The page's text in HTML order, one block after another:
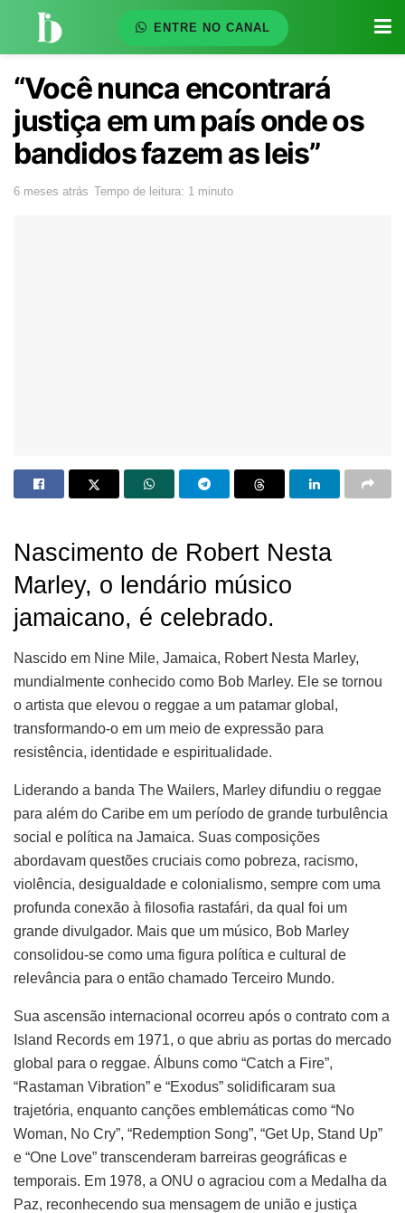
ENTRE NO CANAL
“Você nunca encontrará
justiça em um país onde os
bandidos fazem as leis”
6 meses atrás Tempo de leitura: 1 minuto
Nascimento de Robert Nesta
Marley, o lendário músico
jamaicano, é celebrado.
Nascido em Nine Mile, Jamaica, Robert Nesta Marley,
mundialmente conhecido como Bob Marley. Ele se tornou
o artista que elevou o reggae a um patamar global,
transformando-o em um meio de expressão para
resistência, identidade e espiritualidade.
Liderando a banda The Wailers, Marley difundiu o reggae
para além do Caribe em um período de grande turbulência
social e política na Jamaica. Suas composições
abordavam questões cruciais como pobreza, racismo,
violência, desigualdade e colonialismo, sempre com uma
profunda conexão à filosofia rastafári, da qual foi um
grande divulgador. Mais que um músico, Bob Marley
consolidou-se como uma figura política e cultural de
relevância para o então chamado Terceiro Mundo.
Sua ascensão internacional ocorreu após o contrato com a
Island Records em 1971, o que abriu as portas do mercado
global para o reggae. Álbuns como “Catch a Fire”,
“Rastaman Vibration” e “Exodus” solidificaram sua
trajetória, enquanto canções emblemáticas como “No
Woman, No Cry”, “Redemption Song”, “Get Up, Stand Up”
e “One Love” transcenderam barreiras geográficas e
temporais. Em 1978, a ONU o agraciou com a Medalha da
Paz, reconhecendo sua mensagem de união e justiça